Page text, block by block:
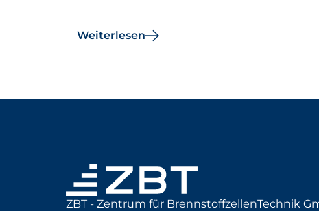
Weiterlesen
ZBT - Zentrum für BrennstoffzellenTechnik